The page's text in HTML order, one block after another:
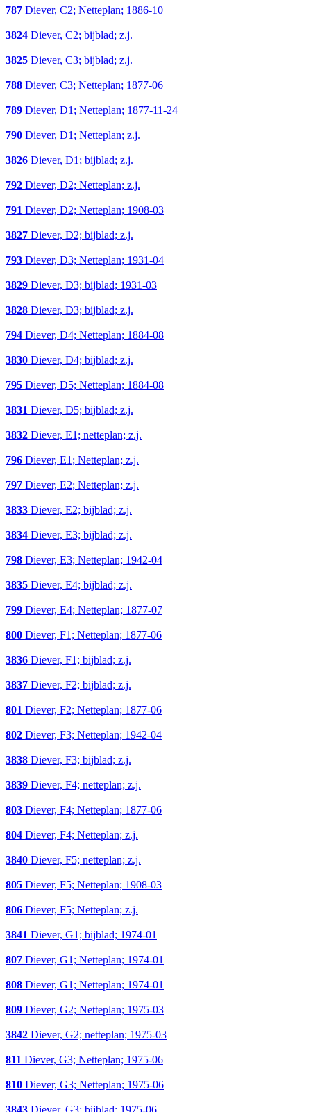
787 Diever, C2; Netteplan; 1886-10
3824 Diever, C2; bijblad; z.j.
3825 Diever, C3; bijblad; z.j.
788 Diever, C3; Netteplan; 1877-06
789 Diever, D1; Netteplan; 1877-11-24
790 Diever, D1; Netteplan; z.j.
3826 Diever, D1; bijblad; z.j.
792 Diever, D2; Netteplan; z.j.
791 Diever, D2; Netteplan; 1908-03
3827 Diever, D2; bijblad; z.j.
793 Diever, D3; Netteplan; 1931-04
3829 Diever, D3; bijblad; 1931-03
3828 Diever, D3; bijblad; z.j.
794 Diever, D4; Netteplan; 1884-08
3830 Diever, D4; bijblad; z.j.
795 Diever, D5; Netteplan; 1884-08
3831 Diever, D5; bijblad; z.j.
3832 Diever, E1; netteplan; z.j.
796 Diever, E1; Netteplan; z.j.
797 Diever, E2; Netteplan; z.j.
3833 Diever, E2; bijblad; z.j.
3834 Diever, E3; bijblad; z.j.
798 Diever, E3; Netteplan; 1942-04
3835 Diever, E4; bijblad; z.j.
799 Diever, E4; Netteplan; 1877-07
800 Diever, F1; Netteplan; 1877-06
3836 Diever, F1; bijblad; z.j.
3837 Diever, F2; bijblad; z.j.
801 Diever, F2; Netteplan; 1877-06
802 Diever, F3; Netteplan; 1942-04
3838 Diever, F3; bijblad; z.j.
3839 Diever, F4; netteplan; z.j.
803 Diever, F4; Netteplan; 1877-06
804 Diever, F4; Netteplan; z.j.
3840 Diever, F5; netteplan; z.j.
805 Diever, F5; Netteplan; 1908-03
806 Diever, F5; Netteplan; z.j.
3841 Diever, G1; bijblad; 1974-01
807 Diever, G1; Netteplan; 1974-01
808 Diever, G1; Netteplan; 1974-01
809 Diever, G2; Netteplan; 1975-03
3842 Diever, G2; netteplan; 1975-03
811 Diever, G3; Netteplan; 1975-06
810 Diever, G3; Netteplan; 1975-06